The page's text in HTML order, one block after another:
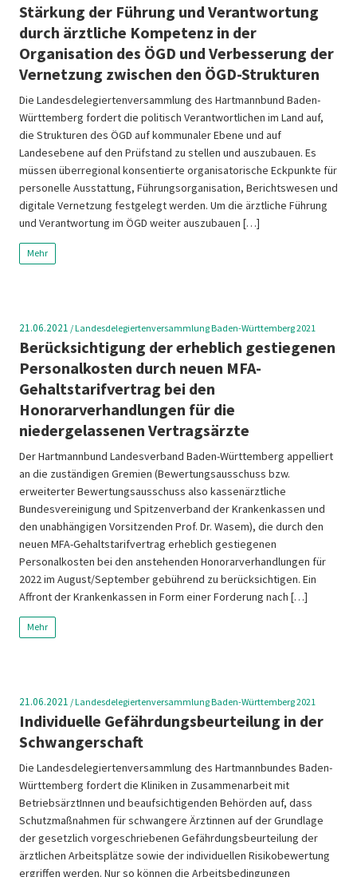
Stärkung der Führung und Verantwortung
durch ärztliche Kompetenz in der
Organisation des ÖGD und Verbesserung der
Vernetzung zwischen den ÖGD-Strukturen
Die Landesdelegiertenversammlung des Hartmannbund Baden-
Württemberg fordert die politisch Verantwortlichen im Land auf,
die Strukturen des ÖGD auf kommunaler Ebene und auf
Landesebene auf den Prüfstand zu stellen und auszubauen. Es
müssen überregional konsentierte organisatorische Eckpunkte für
personelle Ausstattung, Führungsorganisation, Berichtswesen und
digitale Vernetzung festgelegt werden. Um die ärztliche Führung
und Verantwortung im ÖGD weiter auszubauen […]
Mehr
21.06.2021 /Landesdelegiertenversammlung Baden-Württemberg 2021
Berücksichtigung der erheblich gestiegenen
Personalkosten durch neuen MFA-
Gehaltstarifvertrag bei den
Honorarverhandlungen für die
niedergelassenen Vertragsärzte
Der Hartmannbund Landesverband Baden-Württemberg appelliert
an die zuständigen Gremien (Bewertungsausschuss bzw.
erweiterter Bewertungsausschuss also kassenärztliche
Bundesvereinigung und Spitzenverband der Krankenkassen und
den unabhängigen Vorsitzenden Prof. Dr. Wasem), die durch den
neuen MFA-Gehaltstarifvertrag erheblich gestiegenen
Personalkosten bei den anstehenden Honorarverhandlungen für
2022 im August/September gebührend zu berücksichtigen. Ein
Affront der Krankenkassen in Form einer Forderung nach […]
Mehr
21.06.2021 /Landesdelegiertenversammlung Baden-Württemberg 2021
Individuelle Gefährdungsbeurteilung in der
Schwangerschaft
Die Landesdelegiertenversammlung des Hartmannbundes Baden-
Württemberg fordert die Kliniken in Zusammenarbeit mit
BetriebsärztInnen und beaufsichtigenden Behörden auf, dass
Schutzmaßnahmen für schwangere Ärztinnen auf der Grundlage
der gesetzlich vorgeschriebenen Gefährdungsbeurteilung der
ärztlichen Arbeitsplätze sowie der individuellen Risikobewertung
ergriffen werden. Nur so können die Arbeitsbedingungen